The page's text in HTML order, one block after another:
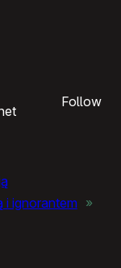
Follow
i ignorantem »